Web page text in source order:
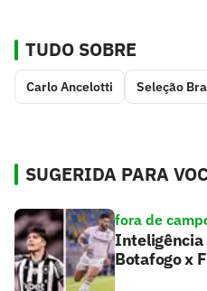
TUDO SOBRE
Carlo Ancelotti Seleção
SUGERIDA PARA
fora de
Inteligência
Botafogo x